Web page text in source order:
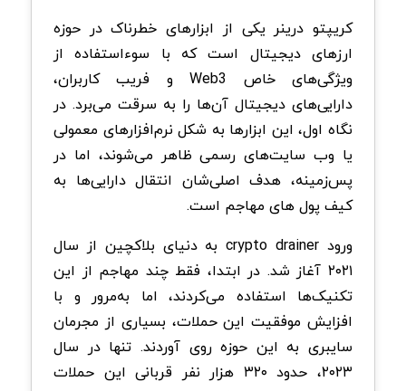
کریپتو درینر یکی از ابزارهای خطرناک در حوزه
ارزهای دیجیتال است که با سوء‌استفاده از
ویژگی‌های خاص Web3 و فریب کاربران،
دارایی‌های دیجیتال آن‌ها را به سرقت می‌برد. در
نگاه اول، این ابزارها به شکل نرم‌افزارهای معمولی
یا وب‌ سایت‌های رسمی ظاهر می‌شوند، اما در
پس‌زمینه، هدف اصلی‌شان انتقال دارایی‌ها به
کیف پول های مهاجم است.
ورود crypto drainer به دنیای بلاکچین از سال
۲۰۲۱ آغاز شد. در ابتدا، فقط چند مهاجم از این
تکنیک‌ها استفاده می‌کردند، اما به‌مرور و با
افزایش موفقیت این حملات، بسیاری از مجرمان
سایبری به این حوزه روی آوردند. تنها در سال
۲۰۲۳، حدود ۳۲۰ هزار نفر قربانی این حملات